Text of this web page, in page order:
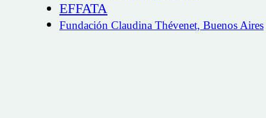
EFFATA
Fundación Claudina Thévenet, Buenos Aires